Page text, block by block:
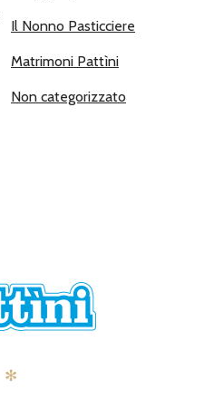
Il Nonno Pasticciere
Matrimoni Pattìni
Non categorizzato
✻